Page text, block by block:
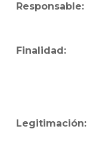
Responsable:
Finalidad:
Legitimación: